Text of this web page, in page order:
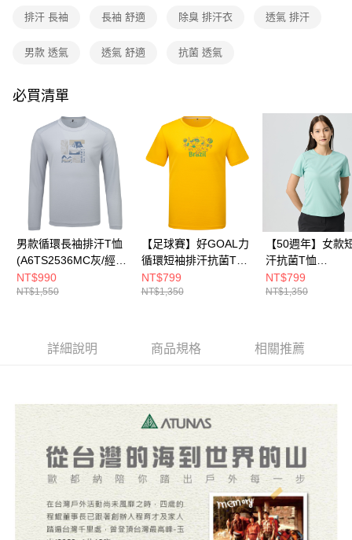
消。如遇「轉專審核」未通過狀況，表示未達大哥付你分期系統評分，恕無
【繳款方式說明】
2.透過簡訊連結打開帳單後，可選擇「超商條碼／台灣大直營門市／銀行轉
帳／街口支付／iPASS MONEY」等通路繳費。
【注意事項】
1.本服務係由「台灣大哥大股份有限公司」（以下簡稱本公司）所提供，讓
用戶於交易時，得透過本服務購買商品或服務，並由商店將買賣／分期付款
買賣價金債權讓與本公司後，依約使用本公司帳單繳交帳款。
2.基於同意付款使用「大哥付你分期」之契約關係目的，商店將以您的個人
資料（包含姓名、電話或地址）提供予台灣大哥大進項蒐集、處理及利用，
由本公司與您本人進行分期帳單所需資料之確認、核對及更正。
3.完整用戶服務條款，請詳閱以下連結：https://oppay.tw/userRule
全家取貨付款
每筆NT$80，滿NT$790(含以上)免運費
每筆NT$80，滿NT$790(含以上)免運費
萊爾富取貨付款
每筆NT$80，滿NT$790(含以上)免運費
付款後萊爾富取貨
每筆NT$80，滿NT$790(含以上)免運費
7-11取貨付款
每筆NT$80，滿NT$790(含以上)免運費
付款後7-11取貨
每筆NT$80，滿NT$790(含以上)免運費
每筆NT$80，滿NT$790(含以上)免運費
每筆NT$80，滿NT$790(含以上)免運費
宅配貨到付款
每筆NT$130，滿NT$2,000(含以上)免運費
排汗 長袖 長袖 舒適 除臭 排汗衣 透氣 排汗
男款 透氣 透氣 舒適 抗菌 透氣
必買清單
男款循環長袖排汗T恤
(A6TS2536MC灰/經典
百搭/快乾排汗)
NT$990
NT$1,550
【足球賽】好GOAL力
循環短袖排汗抗菌T恤
(A6TS2601NC黃/巴西
印花/快乾排汗衣/運動
NT$799
NT$1,350
【50週年】女款
汗抗菌T恤
(A6TS2524W霧
典百搭/快乾排汗
NT$799
NT$1,350
詳細說明 商品規格 相關推薦